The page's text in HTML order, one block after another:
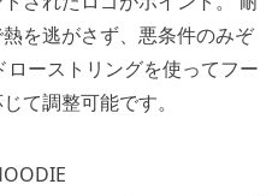
を逃がさず、悪条件のみぞ
ーストリングを使ってフー
て調整可能です。